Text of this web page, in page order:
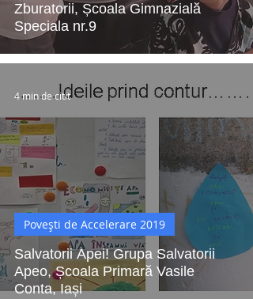
Zburatorii, Școala Gimnazială
Speciala nr.9
Salvatorii Apei! Grupa Salvatorii
Apeo, Școala Primară Vasile
Conta, Iași
Povești de Accelerare 2019
4 min de citit